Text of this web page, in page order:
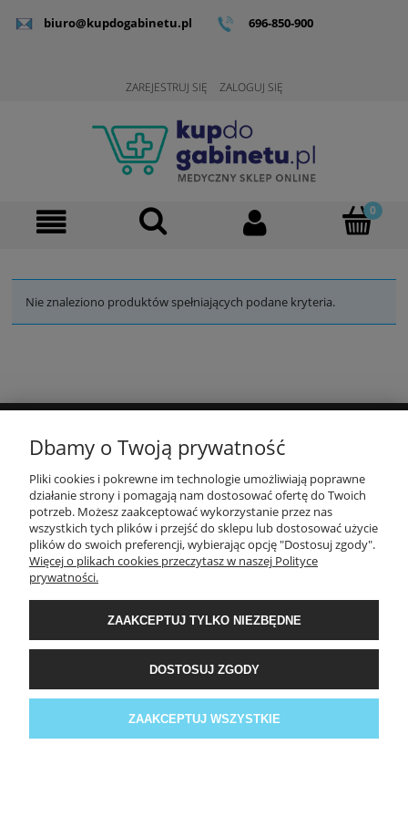
biuro@kupdogabinetu.pl 696-850-900
ZAREJESTRUJ SIĘ ZALOGUJ SIĘ
Nie znaleziono produktów spełniających podane kryteria.
POMOC
MOJE KONTO
PŁATNOŚCI I DOSTAWA
INFORMACJE
O NAS
Dbamy o Twoją prywatność
Pliki cookies i pokrewne im technologie umożliwiają poprawne
działanie strony i pomagają nam dostosować ofertę do Twoich
potrzeb. Możesz zaakceptować wykorzystanie przez nas
wszystkich tych plików i przejść do sklepu lub dostosować użycie
plików do swoich preferencji, wybierając opcję "Dostosuj zgody".
Więcej o plikach cookies przeczytasz w naszej Polityce
prywatności.
ZAAKCEPTUJ TYLKO NIEZBĘDNE
DOSTOSUJ ZGODY
ZAAKCEPTUJ WSZYSTKIE